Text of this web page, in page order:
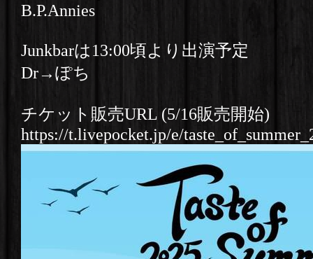
B.P.Annies
Junkbarは13:00頃より出演予定
Dr→ぽち
チケット販売URL (5/16販売開始)
https://t.livepocket.jp/e/